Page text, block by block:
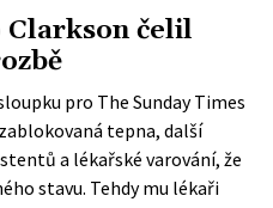
Clarkson čelil
pro The Sunday Times
tepna, další
a lékařské varování, že
stavu. Tehdy mu lékaři